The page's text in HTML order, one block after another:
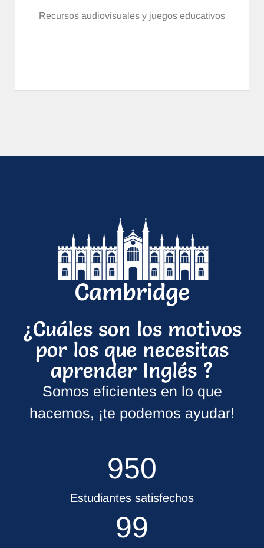
Recursos audiovisuales y juegos educativos
Cambridge
¿Cuáles son los motivos
por los que necesitas
aprender Inglés ?
Somos eficientes en lo que
hacemos, ¡te podemos ayudar!
Estudiantes satisfechos
950
99